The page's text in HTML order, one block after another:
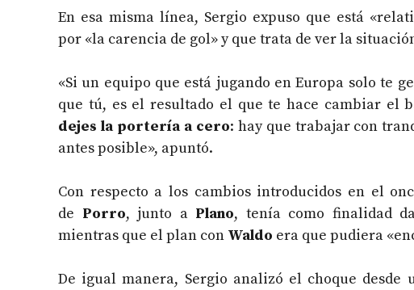
En esa misma línea, Sergio expuso que está
por «la carencia de gol» y que trata de ver la
«Si un equipo que está jugando en Europa solo te
que tú, es el resultado el que te hace cambiar el
dejes la portería a cero: hay que trabajar con
antes posible», apuntó.
Con respecto a los cambios introducidos en el
de Porro, junto a Plano, tenía como finalidad
mientras que el plan con Waldo era que pudiera
De igual manera, Sergio analizó el choque